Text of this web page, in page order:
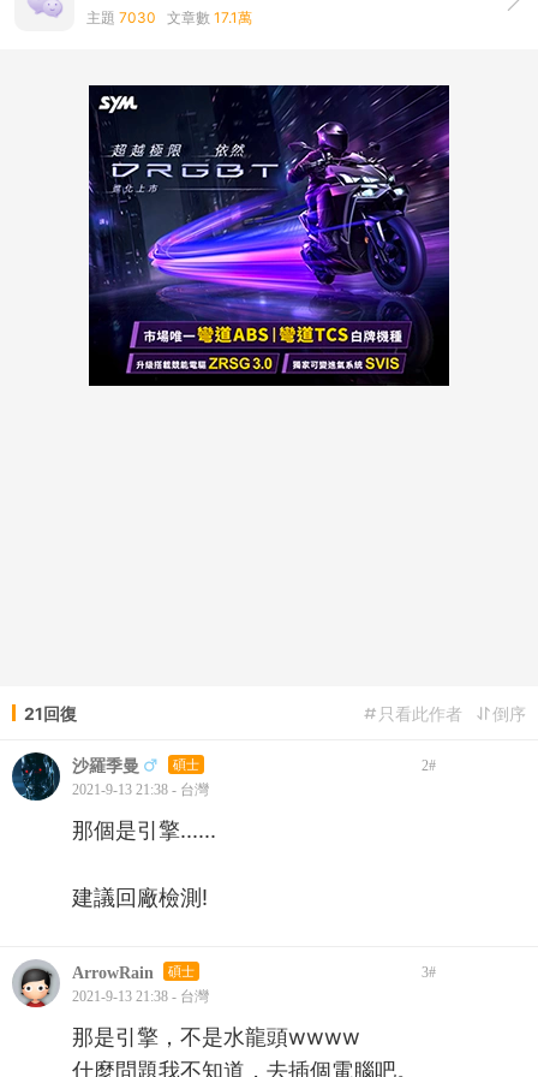
主題 7030 文章數 17.1萬
21回復 倒序
只看此作者
沙羅季曼 碩士 2#
2021-9-13 21:38 - 台灣
那個是引擎......
建議回廠檢測!
ArrowRain 碩士 3#
2021-9-13 21:38 - 台灣
那是引擎，不是水龍頭wwww
什麼問題我不知道，去插個電腦吧。